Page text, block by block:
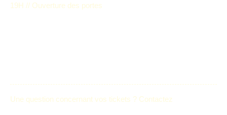
19H // Ouverture des portes
Une question concernant vos tickets ? Contactez